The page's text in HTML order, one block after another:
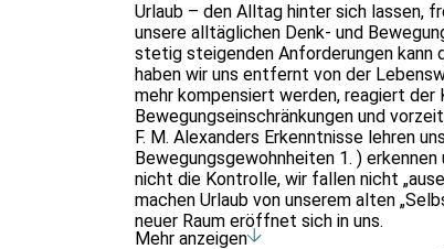
Urlaub – den Alltag hinter sich lassen,
unsere alltäglichen Denk- und
stetig steigenden Anforderungen kann
haben wir uns entfernt von der
mehr kompensiert werden, reagiert der
Bewegungseinschränkungen und
F. M. Alexanders Erkenntnisse lehren
Bewegungsgewohnheiten 1. )
nicht die Kontrolle, wir fallen nicht
machen Urlaub von unserem alten
neuer Raum eröffnet sich in uns.
Im Seminar werden wir alltägliche
Mehr anzeigen